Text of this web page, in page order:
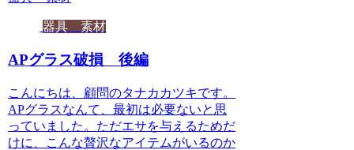
器具 素材
APグラス破損 後編
こんにちは、顧問のタナカカツキです。
APグラスなんて、最初は必要ないと思
っていました。ただエサを与えるためだ
けに、こんな贅沢なアイテムがいるのか